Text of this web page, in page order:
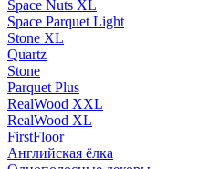
Space Nuts XL
Space Parquet Light
Stone XL
Quartz
Stone
Parquet Plus
RealWood XXL
RealWood XL
FirstFloor
Английская ёлка